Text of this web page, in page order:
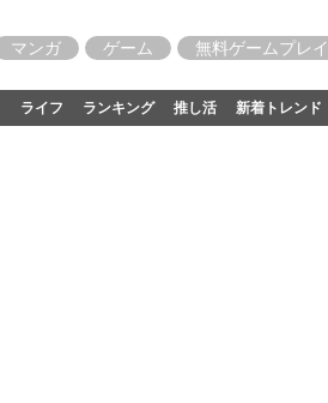
マンガ ゲーム 無料ゲームプレイ
ライフ ランキング 推し活 新着トレンド